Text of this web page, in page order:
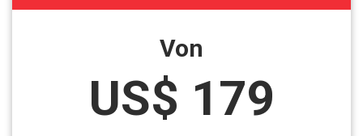
Von
US$ 179